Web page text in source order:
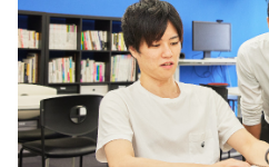
就活成功ガイド
プラン
個人向けプラン
法人向けプラン
note